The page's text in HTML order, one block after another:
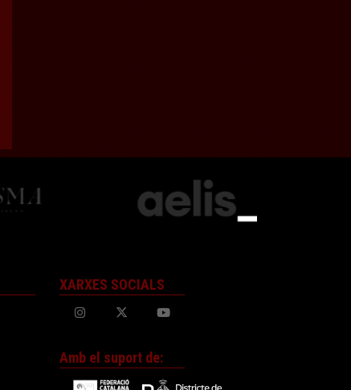
XARXES SOCIALS
Amb el suport de: